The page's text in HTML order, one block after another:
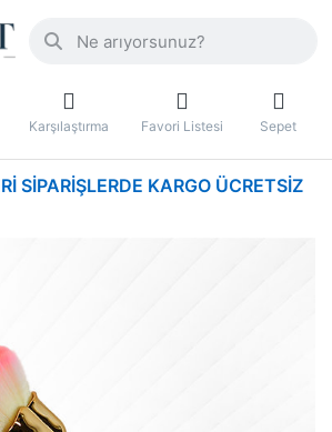
Karşılaştırma Favori Listesi Sepet
SIPARIŞLERDE KARGO ÜCRETSIZ